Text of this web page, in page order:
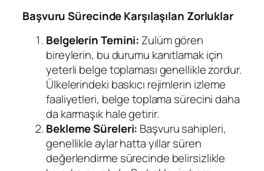
Başvuru Sürecinde Karşılaşılan Zorluklar
Belgelerin Temini: Zulüm gören
bireylerin, bu durumu kanıtlamak için
yeterli belge toplaması genellikle zordur.
Ülkelerindeki baskıcı rejimlerin izleme
faaliyetleri, belge toplama sürecini daha
da karmaşık hale getirir.
Bekleme Süreleri: Başvuru sahipleri,
genellikle aylar hatta yıllar süren
değerlendirme sürecinde belirsizlikle